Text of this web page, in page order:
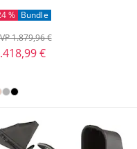
% Bundle
€
1.879,96 €